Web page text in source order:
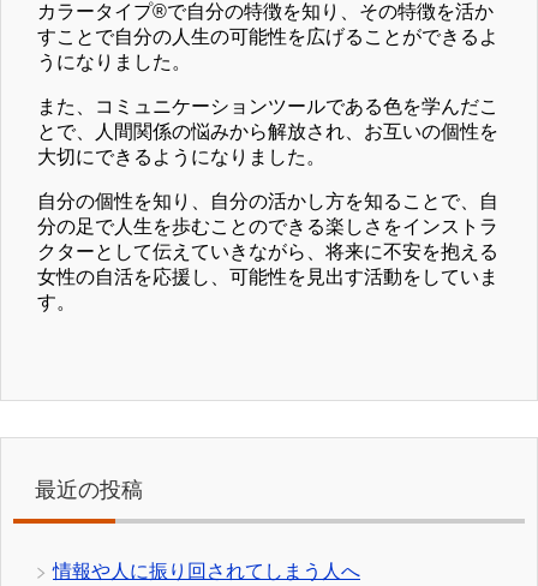
カラータイプ®で自分の特徴を知り、その特徴を活か
すことで自分の人生の可能性を広げることができるよ
うになりました。
また、コミュニケーションツールである色を学んだこ
とで、人間関係の悩みから解放され、お互いの個性を
大切にできるようになりました。
自分の個性を知り、自分の活かし方を知ることで、自
分の足で人生を歩むことのできる楽しさをインストラ
クターとして伝えていきながら、将来に不安を抱える
女性の自活を応援し、可能性を見出す活動をしていま
す。
最近の投稿
情報や人に振り回されてしまう人へ